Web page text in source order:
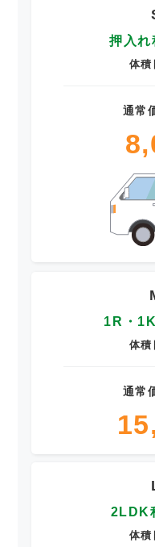
押入れ
体
通常
1R・
体
通常
2LDK
体